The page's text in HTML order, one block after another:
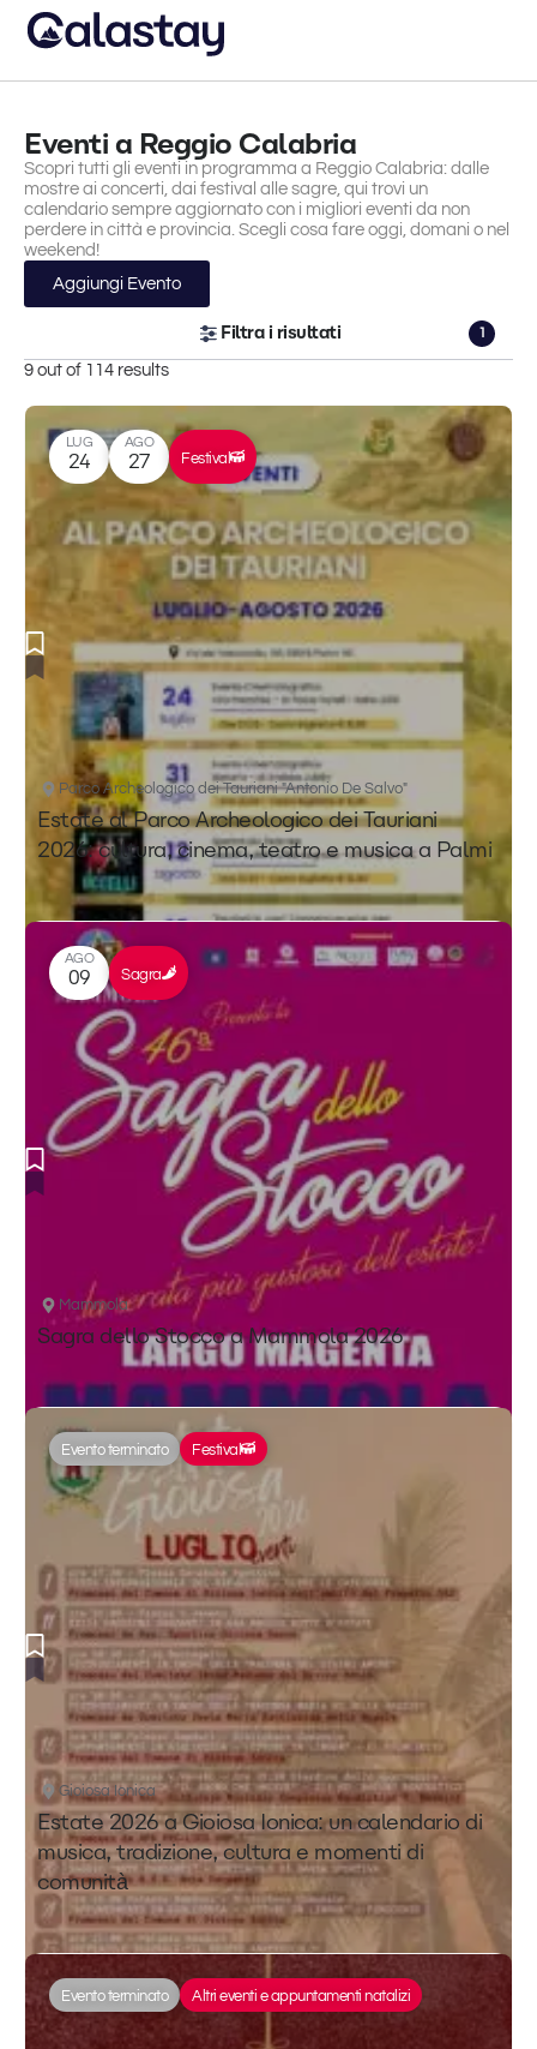
Eventi a Reggio Calabria
Scopri tutti gli eventi in programma a Reggio Calabria: dalle
mostre ai concerti, dai festival alle sagre, qui trovi un
calendario sempre aggiornato con i migliori eventi da non
perdere in città e provincia. Scegli cosa fare oggi, domani o nel
weekend!
Aggiungi Evento
Filtra i risultati 1
9 out of 114 results
Parco Archeologico dei Tauriani "Antonio De Salvo"
Estate al Parco Archeologico dei Tauriani
2026: cultura, cinema, teatro e musica a Palmi
LUG
24
AGO
27 Festival
Mammola
Sagra dello Stocco a Mammola 2026
AGO
09 Sagra
Gioiosa Ionica
Estate 2026 a Gioiosa Ionica: un calendario di
musica, tradizione, cultura e momenti di
comunità
Evento terminato Festival
Evento terminato Altri eventi e appuntamenti natalizi